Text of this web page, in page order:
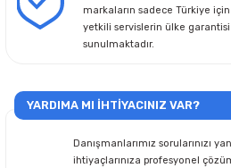
markaların sadece Türkiye
yetkili servislerin ülke
sunulmaktadır.
YARDIMA MI İHTİYACINIZ VAR?
Danışmanlarımız sorularınızı
ihtiyaçlarınıza profesyonel